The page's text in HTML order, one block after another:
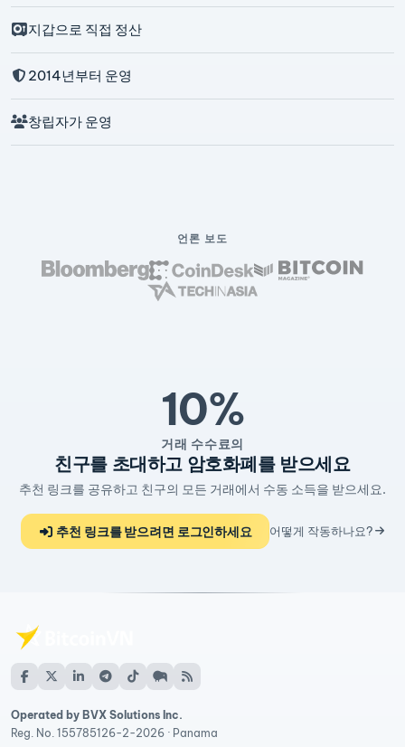
지갑으로 직접 정산
2014년부터 운영
창립자가 운영
언론 보도
10%
거래 수수료의
친구를 초대하고 암호화폐를 받으세요
추천 링크를 공유하고 친구의 모든 거래에서 수동 소득을 받으세요.
추천 링크를 받으려면 로그인하세요 어떻게 작동하나요?
Operated by BVX Solutions Inc.
Reg. No. 155785126-2-2026 · Panama